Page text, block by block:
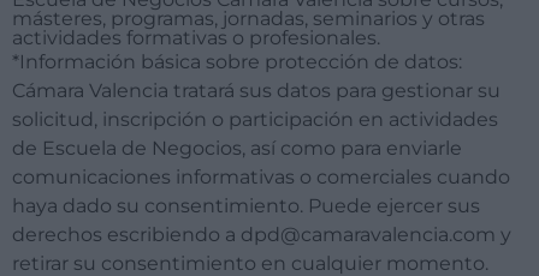
másteres, programas, jornadas, seminarios y otras
actividades formativas o profesionales.
*Información básica sobre protección de datos:
Cámara Valencia tratará sus datos para gestionar su
solicitud, inscripción o participación en actividades
de Escuela de Negocios, así como para enviarle
comunicaciones informativas o comerciales cuando
haya dado su consentimiento. Puede ejercer sus
derechos escribiendo a dpd@camaravalencia.com y
retirar su consentimiento en cualquier momento.